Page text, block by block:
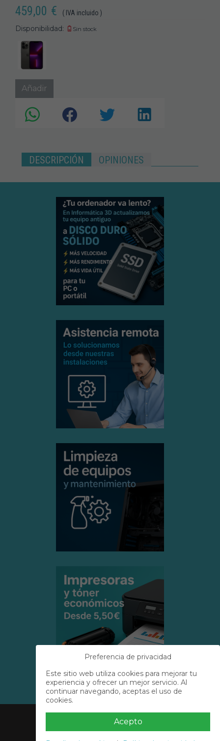
459,00 € ( IVA incluido )
Disponibilidad: Sin stock
Añadir
DESCRIPCIÓN OPINIONES
Acerca de Nosotros
Información
Preferencia de privacidad
Este sitio web utiliza cookies para mejorar tu
experiencia y ofrecer un mejor servicio. Al
continuar navegando, aceptas el uso de
cookies.
Acepto